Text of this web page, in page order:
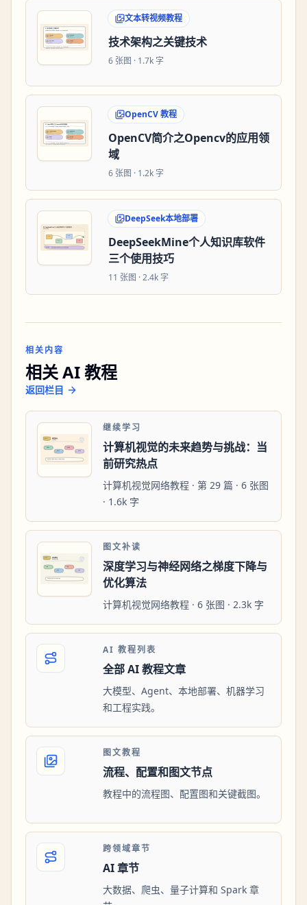
文本转视频教程
技术架构之关键技术
6 张图 · 1.7k 字
OpenCV 教程
OpenCV简介之Opencv的应用领
域
6 张图 · 1.2k 字
DeepSeek本地部署
DeepSeekMine个人知识库软件
三个使用技巧
11 张图 ·2.4k 字
相关内容
相关 AI 教程
返回栏目
继续学习
计算机视觉的未来趋势与挑战：当
前研究热点
计算机视觉网络教程 · 第 29 篇 · 6 张图
· 1.6k 字
图文补读
深度学习与神经网络之梯度下降与
优化算法
计算机视觉网络教程 · 6 张图 · 2.3k 字
AI 教程列表
全部 AI 教程文章
大模型、Agent、本地部署、机器学习
和工程实践。
图文教程
流程、配置和图文节点
教程中的流程图、配置图和关键截图。
跨领域章节
AI 章节
大数据、爬虫、量子计算和 Spark 章